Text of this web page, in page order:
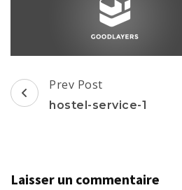
Post
Navigation
Prev Post
hostel-service-1
Laisser un commentaire